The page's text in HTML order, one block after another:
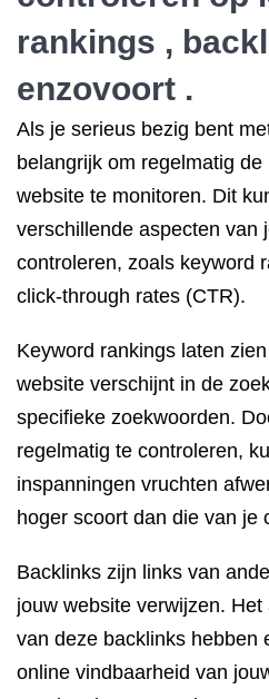
rankings ,
enzovoort .
Als je serieus bezig bent
belangrijk om regelmatig
website te monitoren. Dit
verschillende aspecten van
controleren, zoals keyword
click-through rates (CTR).
Keyword rankings laten
website verschijnt in de
specifieke zoekwoorden.
regelmatig te controleren,
inspanningen vruchten
hoger scoort dan die van je
Backlinks zijn links van
jouw website verwijzen.
van deze backlinks hebben
online vindbaarheid van